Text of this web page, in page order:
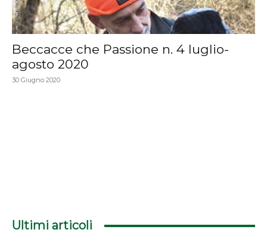
Beccacce che Passione n. 4 luglio-
agosto 2020
30 Giugno 2020
Ultimi articoli